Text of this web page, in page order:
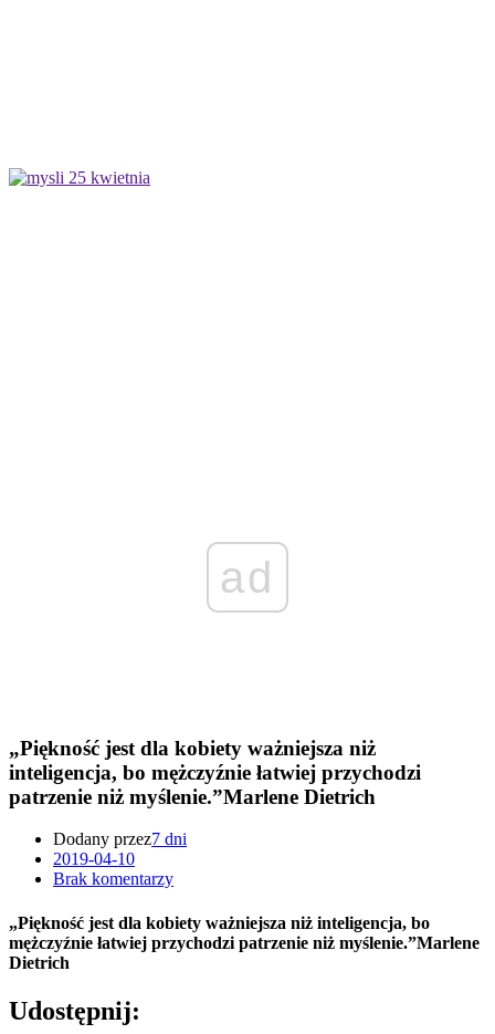
ad
„Piękność jest dla kobiety ważniejsza niż
inteligencja, bo mężczyźnie łatwiej przychodzi
patrzenie niż myślenie.”Marlene Dietrich
Dodany przez7 dni
2019-04-10
Brak komentarzy
„Piękność jest dla kobiety ważniejsza niż inteligencja, bo
mężczyźnie łatwiej przychodzi patrzenie niż myślenie.”Marlene
Dietrich
Udostępnij: